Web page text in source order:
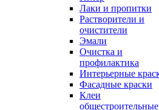
Лаки и пропитки
Растворители и
очистители
Эмали
Очистка и
профилактика
Интерьерные
Фасадные краски
Клеи